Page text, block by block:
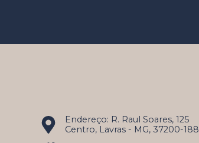
Endereço: R. Raul Soares, 125
Centro, Lavras - MG, 37200-188